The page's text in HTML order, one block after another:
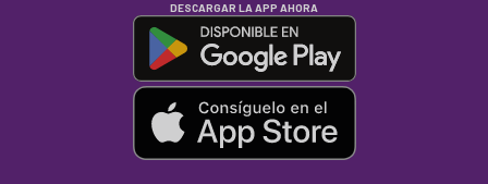
DESCARGAR LA APP AHORA